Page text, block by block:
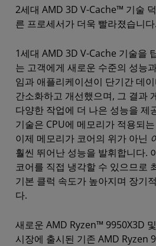
2세대 AMD 3D V-Cache™ 기술
른 프로세서가 더욱 빨라졌습니다.
1세대 AMD 3D V-Cache 기술을
는 고객에게 새로운 수준의 성능
임과 애플리케이션이 단기간 데
간소화하고 개선했으며, 그 결과
다양한 작업에 더 나은 성능을 제
기술은 CPU에 메모리가 적용되
이제 메모리가 코어의 위가 아닌
훨씬 뛰어난 성능을 발휘합니다.
코어를 직접 냉각할 수 있으므로
기본 클럭 속도가 높아지며 장기
다.
새로운 AMD Ryzen™ 9950X3D
시장에 출시된 기존 AMD Ryzen